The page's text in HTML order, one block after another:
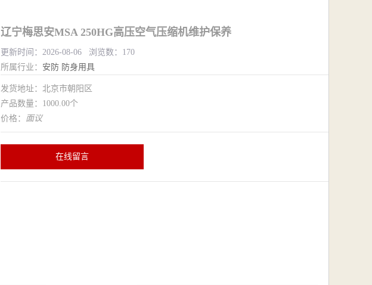
辽宁梅思安MSA 250HG高压空气压缩机维护保养
更新时间：2026-08-06 浏览数：170
所属行业： 安防 防身用具
发货地址：北京市朝阳区
产品数量：1000.00个
价格： 面议
在线留言